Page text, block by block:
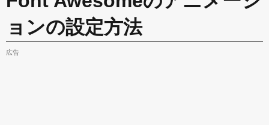
ョンの設定方法
広告